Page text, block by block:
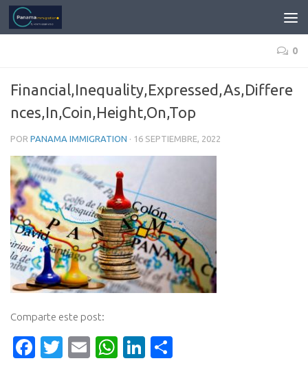
0
Financial,Inequality,Expressed,As,Differe
nces,In,Coin,Height,On,Top
POR PANAMA IMMIGRATION · 16 SEPTIEMBRE, 2022
Comparte este post:
Facebook
Twitter
EmailWhatsApp
LinkedIn